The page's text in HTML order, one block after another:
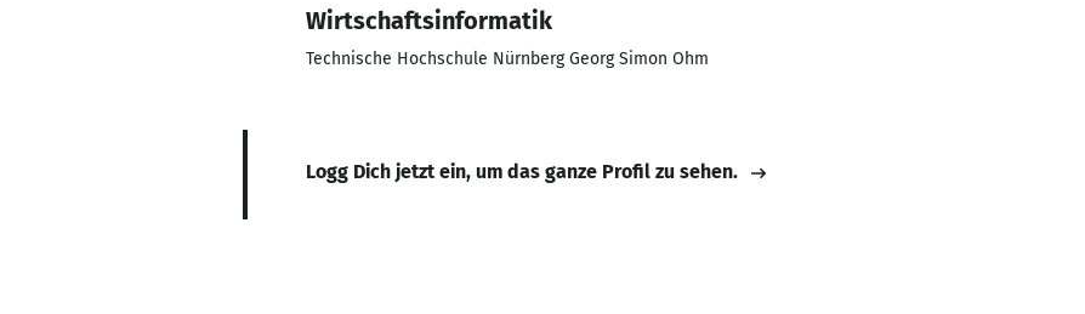
Wirtschaftsinformatik
Technische Hochschule Nürnberg Georg Simon Ohm
Logg Dich jetzt ein, um das ganze Profil zu sehen.